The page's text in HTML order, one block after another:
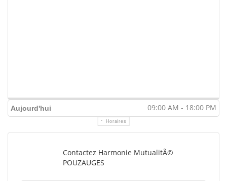
Aujourd'hui 09:00 AM - 18:00 PM
Horaires
Contactez Harmonie MutualitÃ©
POUZAUGES